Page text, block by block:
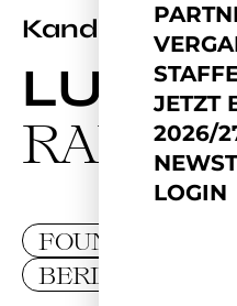
JETZT
2026/
LOGIN
Kandidatin
LUCIA
RAFAEL
FOUNDER
BERLIN